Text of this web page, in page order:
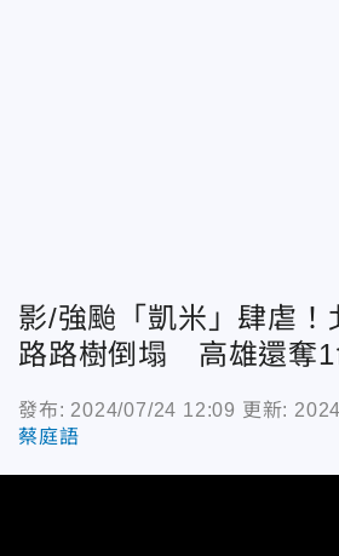
影/強颱「凱米」肆虐！
路路樹倒塌 高雄還奪1
發布: 2024/07/24 12:09 更新:
蔡庭語